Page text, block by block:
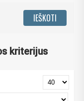
kriterijus